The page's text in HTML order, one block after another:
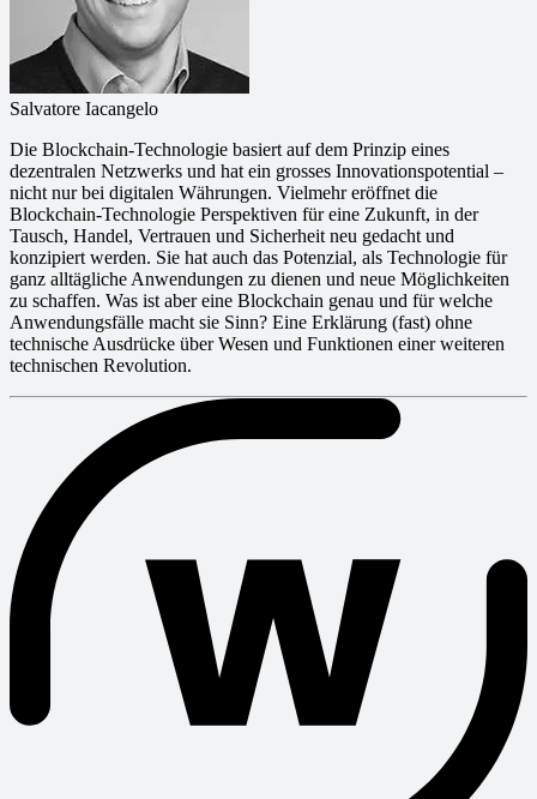
Salvatore Iacangelo
Die Blockchain-Technologie basiert auf dem Prinzip eines
dezentralen Netzwerks und hat ein grosses Innovationspotential –
nicht nur bei digitalen Währungen. Vielmehr eröffnet die
Blockchain-Technologie Perspektiven für eine Zukunft, in der
Tausch, Handel, Vertrauen und Sicherheit neu gedacht und
konzipiert werden. Sie hat auch das Potenzial, als Technologie für
ganz alltägliche Anwendungen zu dienen und neue Möglichkeiten
zu schaffen. Was ist aber eine Blockchain genau und für welche
Anwendungsfälle macht sie Sinn? Eine Erklärung (fast) ohne
technische Ausdrücke über Wesen und Funktionen einer weiteren
technischen Revolution.